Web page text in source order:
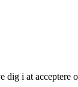
i at acceptere